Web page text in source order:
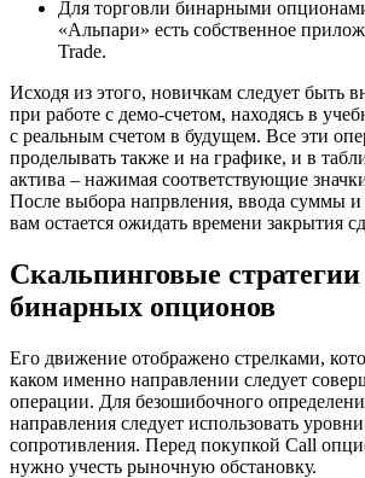
Для торговли бинарными
«Альпари» есть собственное
Trade.
Исходя из этого, новичкам следует быть
при работе с демо-счетом, находясь в
с реальным счетом в будущем. Все эти
проделывать также и на графике, и в
актива – нажимая соответствующие
После выбора напрвления, ввода суммы
вам остается ожидать времени закрытия
Скальпинговые
бинарных опционов
Его движение отображено стрелками,
каком именно направлении следует
операции. Для безошибочного
направления следует использовать
сопротивления. Перед покупкой Call
нужно учесть рыночную обстановку.